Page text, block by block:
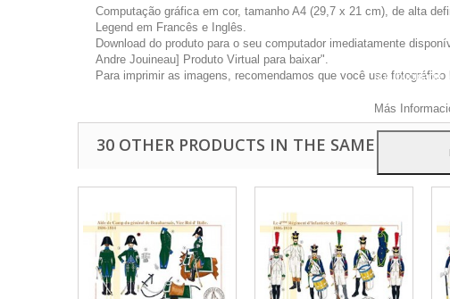
Computação gráfica em cor, tamanho A4 (29,7 x 21 cm), de alta
Legend em Francês e Inglês.
Download do produto para o seu computador imediatamente
Andre Jouineau] Produto Virtual para baixar".
Para imprimir as imagens, recomendamos que você use
30 OTHER PRODUCTS IN THE SAME
a publicidade
Más